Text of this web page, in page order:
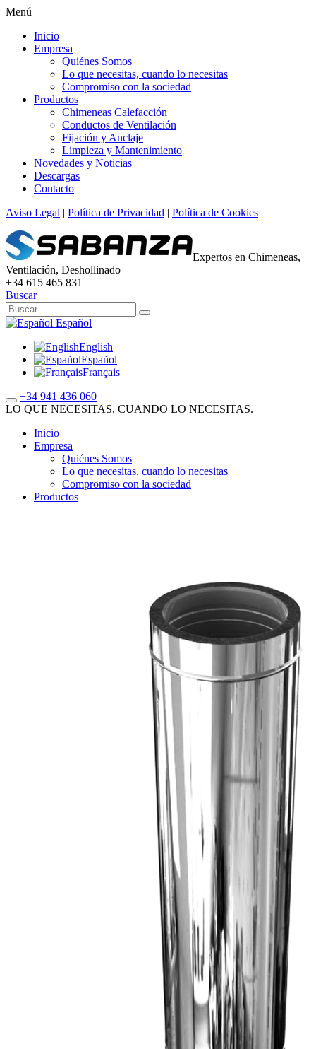
Menú
Inicio
Empresa
Quiénes Somos
Lo que necesitas, cuando lo necesitas
Compromiso con la sociedad
Productos
Chimeneas Calefacción
Conductos de Ventilación
Fijación y Anclaje
Limpieza y Mantenimiento
Novedades y Noticias
Descargas
Contacto
Aviso Legal | Política de Privacidad | Política de Cookies
Expertos en Chimeneas,
Ventilación, Deshollinado
+34 615 465 831
Buscar
Español
English
Español
Français
+34 941 436 060
LO QUE NECESITAS, CUANDO LO NECESITAS.
Inicio
Empresa
Quiénes Somos
Lo que necesitas, cuando lo necesitas
Compromiso con la sociedad
Productos